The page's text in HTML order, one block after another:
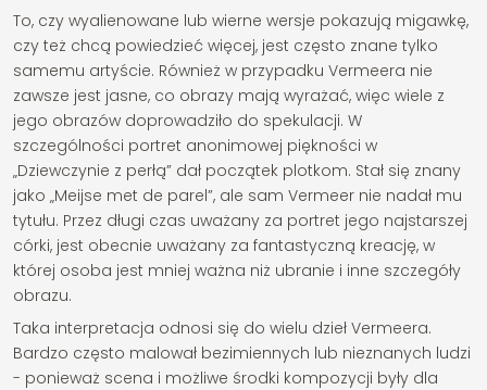
To, czy wyalienowane lub wierne wersje pokazują migawkę,
czy też chcą powiedzieć więcej, jest często znane tylko
samemu artyście. Również w przypadku Vermeera nie
zawsze jest jasne, co obrazy mają wyrażać, więc wiele z
jego obrazów doprowadziło do spekulacji. W
szczególności portret anonimowej piękności w
„Dziewczynie z perłą” dał początek plotkom. Stał się znany
jako „Meijse met de parel”, ale sam Vermeer nie nadał mu
tytułu. Przez długi czas uważany za portret jego najstarszej
córki, jest obecnie uważany za fantastyczną kreację, w
której osoba jest mniej ważna niż ubranie i inne szczegóły
obrazu.
Taka interpretacja odnosi się do wielu dzieł Vermeera.
Bardzo często malował bezimiennych lub nieznanych ludzi
- ponieważ scena i możliwe środki kompozycji były dla